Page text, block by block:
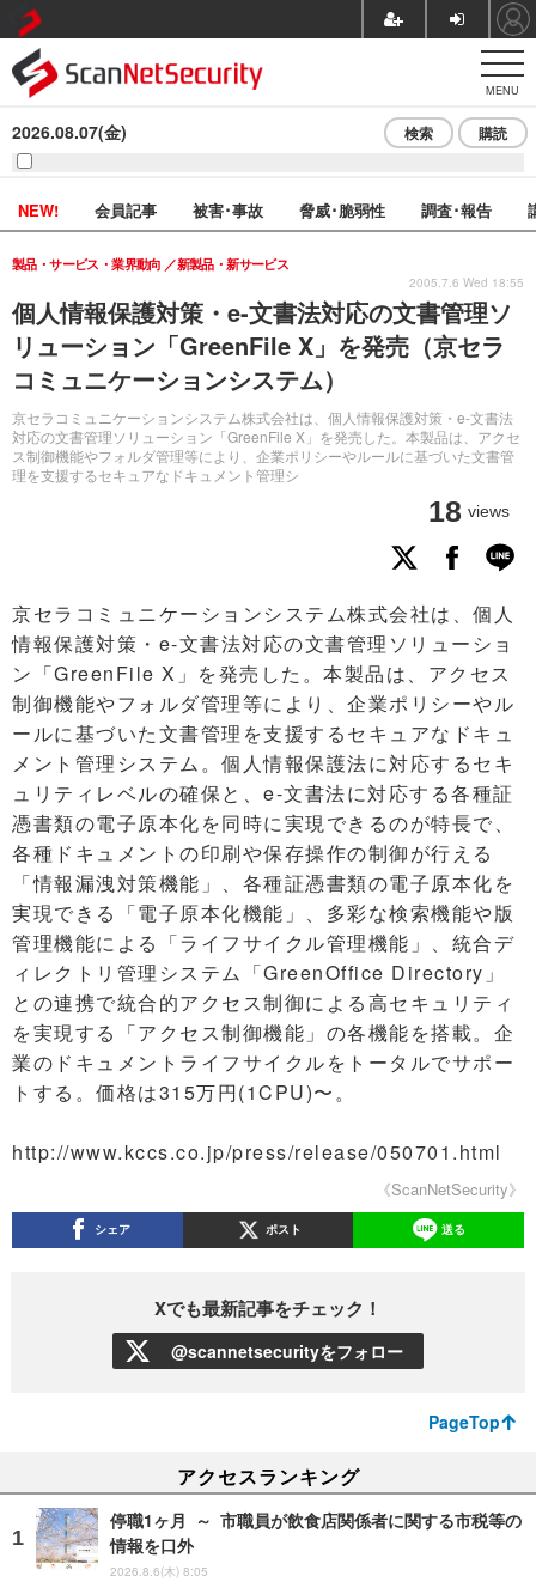
MENU
2026.08.07(金) 検索 購読
NEW! 会員記事 被害･事故 脅威･脆弱性 調査･報告
個人情報保護対策・e-文書法対応の文書管理ソ
リューション「GreenFile X」を発売（京セラ
コミュニケーションシステム）
京セラコミュニケーションシステム株式会社は、個人情報保護対策・e-文書法
対応の文書管理ソリューション「GreenFile X」を発売した。本製品は、アクセ
ス制御機能やフォルダ管理等により、企業ポリシーやルールに基づいた文書管
理を支援するセキュアなドキュメント管理シ
製品・サービス・業界動向 新製品・新サービス
18 views
2005.7.6 Wed 18:55
京セラコミュニケーションシステム株式会社は、個人
情報保護対策・e-文書法対応の文書管理ソリューショ
ン「GreenFile X」を発売した。本製品は、アクセス
制御機能やフォルダ管理等により、企業ポリシーやル
ールに基づいた文書管理を支援するセキュアなドキュ
メント管理システム。個人情報保護法に対応するセキ
ュリティレベルの確保と、e-文書法に対応する各種証
憑書類の電子原本化を同時に実現できるのが特長で、
各種ドキュメントの印刷や保存操作の制御が行える
「情報漏洩対策機能」、各種証憑書類の電子原本化を
実現できる「電子原本化機能」、多彩な検索機能や版
管理機能による「ライフサイクル管理機能」、統合デ
ィレクトリ管理システム「GreenOffice Directory」
との連携で統合的アクセス制御による高セキュリティ
を実現する「アクセス制御機能」の各機能を搭載。企
業のドキュメントライフサイクルをトータルでサポー
トする。価格は315万円(1CPU)〜。
http://www.kccs.co.jp/press/release/050701.html
《ScanNetSecurity》
シェア ポスト 送る
Xでも最新記事をチェック！
@scannetsecurityをフォロー
PageTop
アクセスランキング
停職1ヶ月 ～ 市職員が飲食店関係者に関する市税等の
情報を口外
2026.8.6(木) 8:05